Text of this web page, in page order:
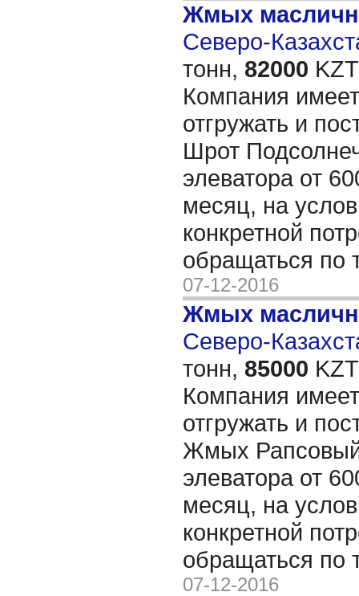
Жмых
Северо-
тонн, 82000
Компания
отгружать и
Шрот
элеватора от
месяц, на
конкретной
обращаться по
07-12-2016
Жмых
Северо-
тонн, 85000
Компания
отгружать и
Жмых
элеватора от
месяц, на
конкретной
обращаться по
07-12-2016